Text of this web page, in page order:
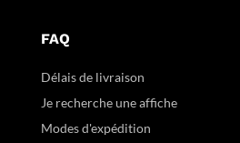
FAQ
Délais de livraison
Je recherche une affiche
Modes d'expédition